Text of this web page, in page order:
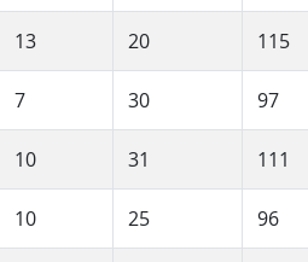
13 20 115
7 30 97
10 31 111
10 25 96